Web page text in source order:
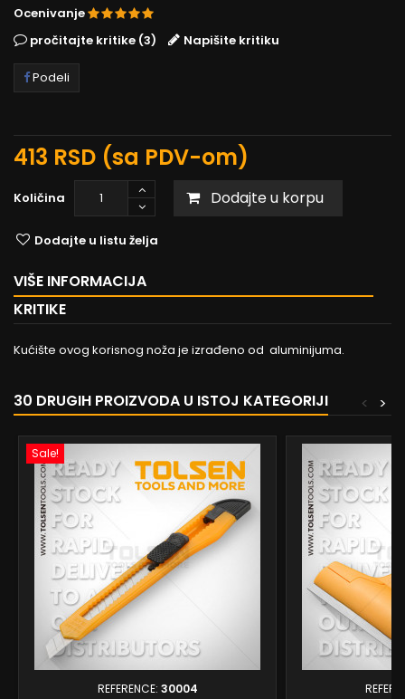
Ocenivanje
pročitajte kritike (3)
Napišite kritiku
Podeli
413 RSD (sa PDV-om)
Količina Dodajte u korpu
Dodajte u listu želja
VIŠE INFORMACIJA
KRITIKE
Kućište ovog korisnog noža je izrađeno od aluminijuma.
30 DRUGIH PROIZVODA U ISTOJ KATEGORIJI >
<
Sale!
REFERENCE: 30004